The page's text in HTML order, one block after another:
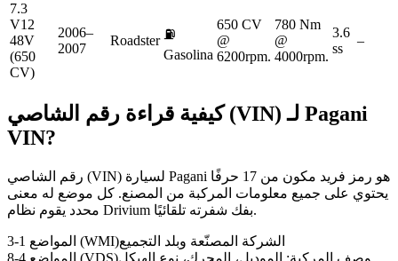
7.3
V12
48V
(650
CV)
2006–
2007
Roadster ⛽
Gasolina
650 CV
@
6200rpm.
780 Nm
@
4000rpm.
3.6
ss
–
كيفية قراءة رقم الشاصي (VIN) لـ Pagani
VIN?
رقم الشاصي (VIN) لسيارة Pagani هو رمز فريد مكون من 17 حرفًا
يحتوي على جميع معلومات المركبة من المصنع. كل موضع له معنى
محدد يقوم نظام Drivium بفك شفرته تلقائيًا.
المواضع 1-3 (WMI)الشركة المصنّعة وبلد التجميع
المواضع 4-8 (VDS)وصف المركبة: الموديل، المحرك، نوع الهيكل